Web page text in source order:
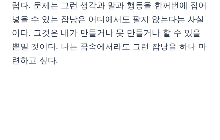
럽다. 문제는 그런 생각과 말과 행동을 한꺼번에 집어
넣을 수 있는 잡낭은 어디에서도 팔지 않는다는 사실
이다. 그것은 내가 만들거나 못 만들거나 할 수 있을
뿐일 것이다. 나는 꿈속에서라도 그런 잡낭을 하나 마
련하고 싶다.